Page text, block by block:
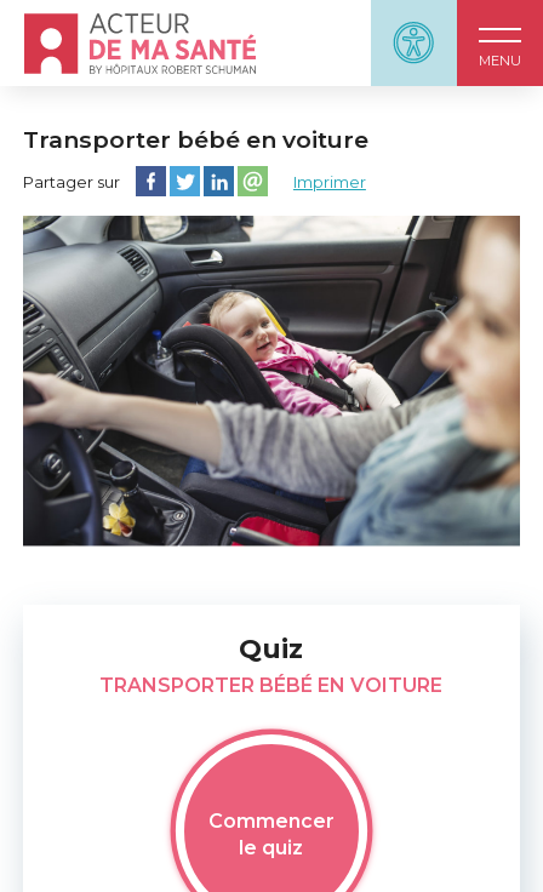
Panneau
MENU
Accueil - Acteur de ma santé, by HôpitauxRobert
Transporter bébé en voiture
Partager sur Partager cette page sur Facebook
Partager cette page sur Twitter
Partager cette page sur LinkedIn
Partager cette page sur email
Imprimer
Quiz
TRANSPORTER BÉBÉ EN VOITURE
Commencer
le quiz